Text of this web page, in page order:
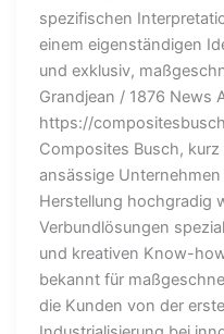
spezifischen
einem eigenständigen
und exklusiv,
Grandjean / 1876 News
https://
Composites Busch,
ansässige
Herstellung hochgradig
Verbundlösungen
und kreativen Know-
bekannt für
die Kunden von der